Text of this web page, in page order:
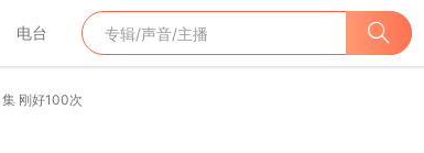
电台
刚好100次